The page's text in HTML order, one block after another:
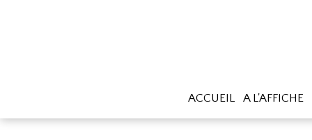
ACCUEIL A L'AFFICHE